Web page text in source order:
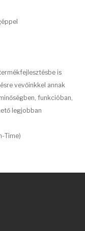
is
vevőinkkel annak
funkcióban,
legjobban
Time)